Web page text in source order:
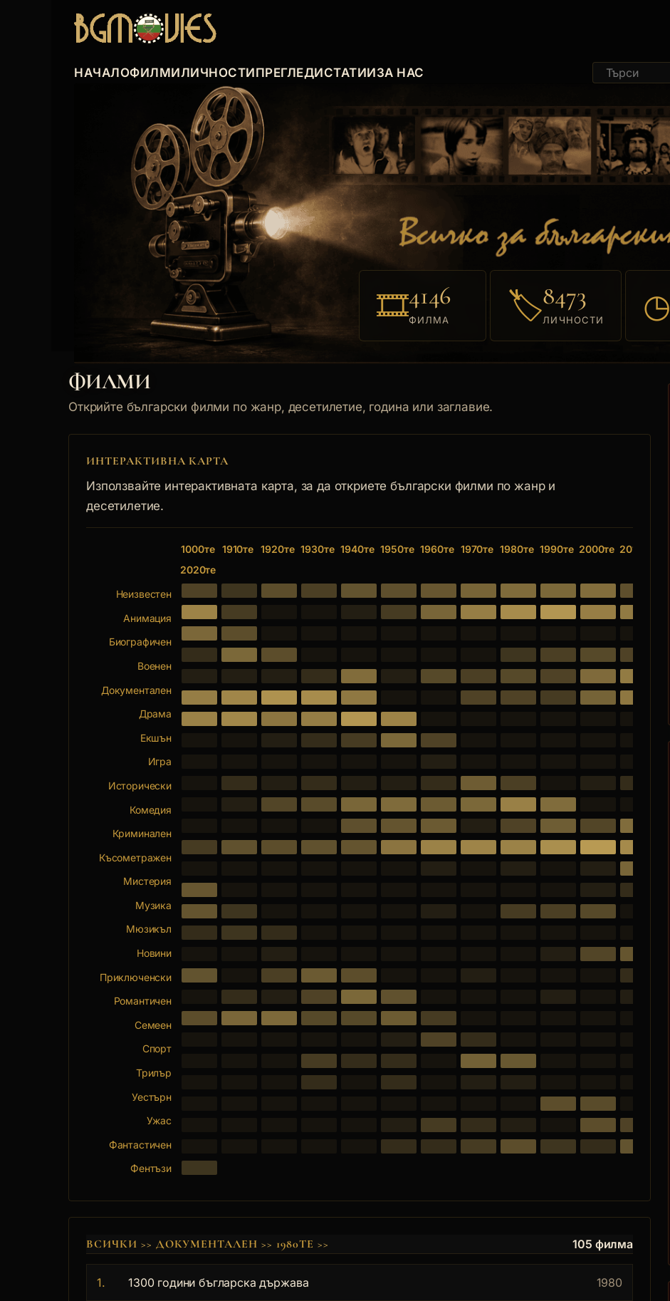
НАЧАЛОФИЛМИЛИЧНОСТИПРЕГЛЕДИСТАТИИЗА НАС
🎞4146
ФИЛМА 🏷8473
ЛИЧНОСТИ ◷
ФИЛМИ
Открийте български филми по жанр, десетилетие, година или заглавие.
ИНТЕРАКТИВНА КАРТА
Използвайте интерактивната карта, за да откриете български филми по жанр и
десетилетие.
1000те 1910те 1920те 1930те 1940те 1950те 1960те 1970те 1980те 1990те 2000те 2010те
2020те
Неизвестен
Анимация
Биографичен
Военен
Документален
Драма
Екшън
Игра
Исторически
Комедия
Криминален
Късометражен
Мистерия
Музика
Мюзикъл
Новини
Приключенски
Романтичен
Семеен
Спорт
Трилър
Уестърн
Ужас
Фантастичен
Фентъзи
ВСИЧКИ >> ДОКУМЕНТАЛЕН >> 1980ТЕ >> 105 филма
1. 1300 години бъгларска държава 1980